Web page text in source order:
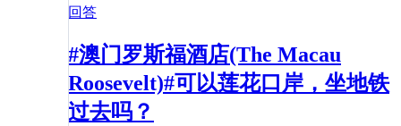
回答
#澳门罗斯福酒店(The Macau
Roosevelt)#可以莲花口岸，坐地铁
过去吗？